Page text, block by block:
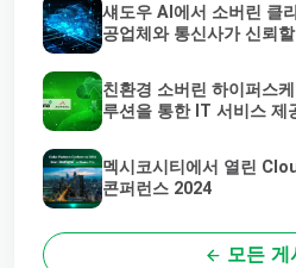
섀도우 AI에서 소버린 클
공업체와 통신사가 신뢰
친환경 소버린 하이퍼스
루션을 통한 IT 서비스 제
멕시코시티에서 열린
콘퍼런스 2024
모든 게